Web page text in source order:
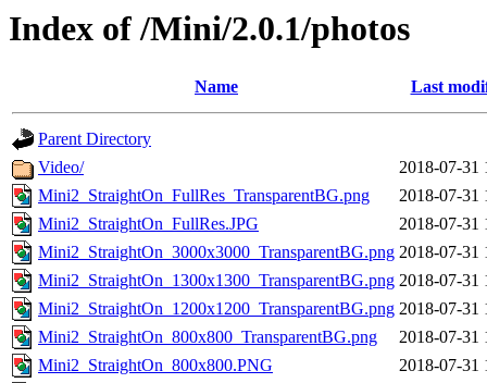
Index of /Mini/2.0.1/photos
Name Last
Parent Directory
Video/
2018-07-31
Mini2_StraightOn_FullRes_TransparentBG.png
2018-07-31
Mini2_StraightOn_FullRes.JPG
2018-07-31
Mini2_StraightOn_3000x3000_TransparentBG.png 2018-07-31
Mini2_StraightOn_1300x1300_TransparentBG.png 2018-07-31
Mini2_StraightOn_1200x1200_TransparentBG.png 2018-07-31
Mini2_StraightOn_800x800_TransparentBG.png
2018-07-31
Mini2_StraightOn_800x800.PNG
2018-07-31